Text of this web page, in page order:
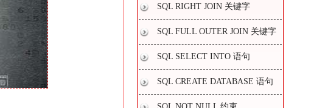
SQL RIGHT JOIN 关键字
SQL FULL OUTER JOIN 关键字
SQL SELECT INTO 语句
SQL CREATE DATABASE 语句